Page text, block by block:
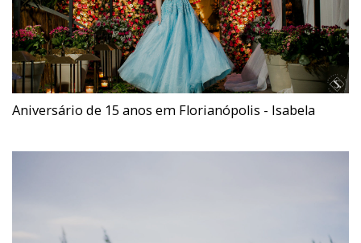
Aniversário de 15 anos em Florianópolis - Isabela